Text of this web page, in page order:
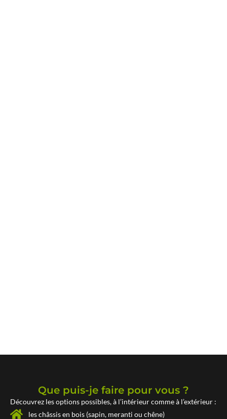
Que puis-je faire pour vous ?
Découvrez les options possibles, à l’intérieur comme à l’extérieur :
les châssis en bois (sapin, meranti ou chêne)